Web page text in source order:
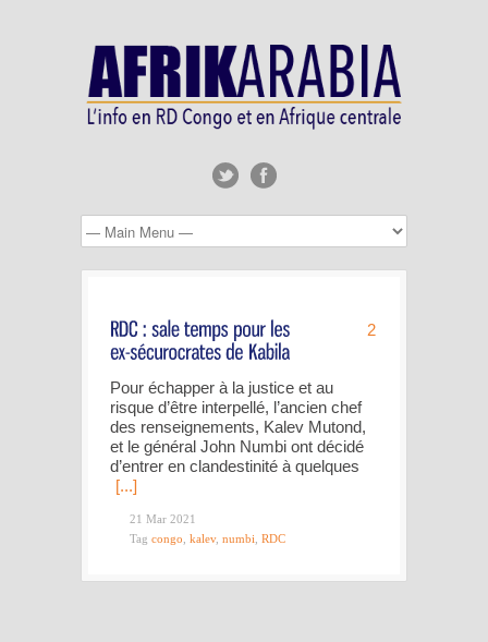
2
Pour échapper à la justice et au
risque d’être interpellé, l’ancien chef
des renseignements, Kalev Mutond,
et le général John Numbi ont décidé
d’entrer en clandestinité à quelques
[...]
21 Mar 2021
Tag congo kalev, numbi RDC